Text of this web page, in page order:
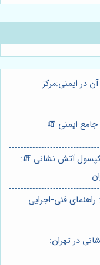
ایمنی:مرکز
ایمنی 🧯
کپسول آتش نشانی 🧯:
فنی-اجرایی
در تهران: